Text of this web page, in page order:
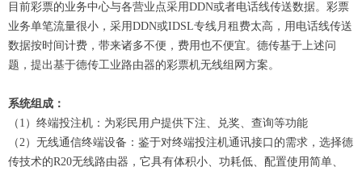
目前彩票的业务中心与各营业点采用DDN或者电话线传送数据。彩票
业务单笔流量很小，采用DDN或IDSL专线月租费太高，用电话线传送
数据按时间计费，带来诸多不便，费用也不便宜。德传基于上述问
题，提出基于德传工业路由器的彩票机无线组网方案。
系统组成：
（1）终端投注机：为彩民用户提供下注、兑奖、查询等功能
（2）无线通信终端设备：鉴于对终端投注机通讯接口的需求，选择德
传技术的R20无线路由器，它具有体积小、功耗低、配置使用简单、